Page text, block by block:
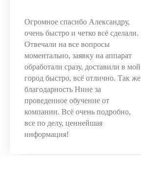
Огромное спасибо Александру,
очень быстро и четко всё сделали.
Отвечали на все вопросы
моментально, заявку на аппарат
обработали сразу, доставили в мой
город быстро, всё отлично. Так же
благодарность Нине за
проведенное обучение от
компании. Всё очень подробно,
все по делу, ценнейшая
информация!